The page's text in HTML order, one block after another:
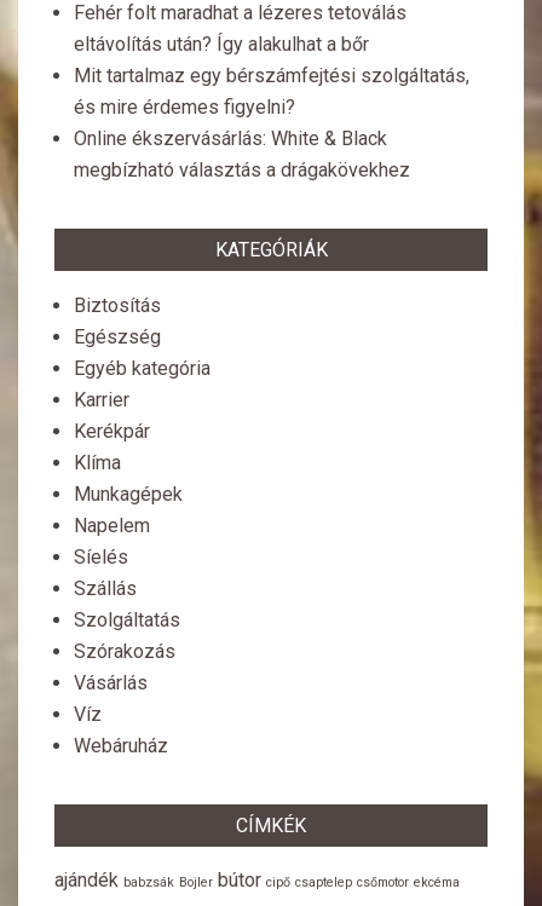
Fehér folt maradhat a lézeres tetoválás
eltávolítás után? Így alakulhat a bőr
Mit tartalmaz egy bérszámfejtési szolgáltatás,
és mire érdemes figyelni?
Online ékszervásárlás: White & Black
megbízható választás a drágakövekhez
KATEGÓRIÁK
Biztosítás
Egészség
Egyéb kategória
Karrier
Kerékpár
Klíma
Munkagépek
Napelem
Síelés
Szállás
Szolgáltatás
Szórakozás
Vásárlás
Víz
Webáruház
CÍMKÉK
ajándék babzsák Bojler bútor cipő csaptelep csőmotor ekcéma